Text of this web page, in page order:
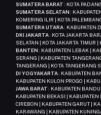
SUMATERA BARAT : KOTA PADANG
SUMATERA SELATAN :
KOMERING ILIR | KOTA
SUMATERA UTARA: KABUPATEN
DKI JAKARTA: KOTA JAKARTA
SELATAN | KOTA JAKARTA TIMUR |
BANTEN : KABUPATEN LEBAK |
SERANG | KABUPATEN
TANGERANG | KOTA TANGERANG
DI YOGYAKARTA: KABUPATEN
KABUPATEN KULON PROGO |
JAWA BARAT : KABUPATEN
KABUPATEN BEKASI | KABUPATEN
CIREBON | KABUPATEN GARUT |
KARAWANG | KABUPATEN